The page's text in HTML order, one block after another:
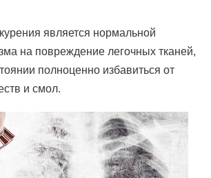
является нормальной
на повреждение легочных тканей,
полноценно избавиться от
и смол.